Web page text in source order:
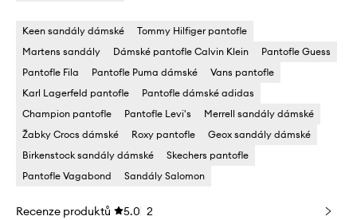
Keen sandály dámské
Tommy Hilfiger pantofle
Martens sandály
Dámské pantofle Calvin Klein
Pantofle Guess
Pantofle Fila
Pantofle Puma dámské
Vans pantofle
Karl Lagerfeld pantofle
Pantofle dámské adidas
Champion pantofle
Pantofle Levi's
Merrell sandály dámské
Žabky Crocs dámské
Roxy pantofle
Geox sandály dámské
Birkenstock sandály dámské
Skechers pantofle
Pantofle Vagabond
Sandály Salomon
Recenze produktů 5.0 2